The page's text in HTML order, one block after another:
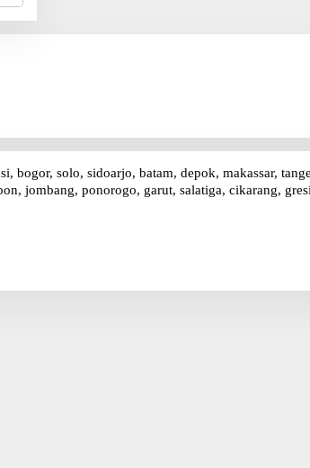
bogor, solo, sidoarjo, batam, depok, makassar,
jombang, ponorogo, garut, salatiga, cikarang,